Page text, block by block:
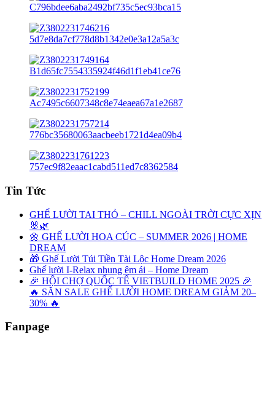
Tin Tức
GHẾ LƯỜI TAI THỎ – CHILL NGOÀI TRỜI CỰC XỊN
🐰🌿
🌼 GHẾ LƯỜI HOA CÚC – SUMMER 2026 | HOME
DREAM
🎁 Ghế Lười Túi Tiền Tài Lộc Home Dream 2026
Ghế lười I-Relax nhung êm ái – Home Dream
🎉 HỘI CHỢ QUỐC TẾ VIETBUILD HOME 2025 🎉
🔥 SĂN SALE GHẾ LƯỜI HOME DREAM GIẢM 20–
30% 🔥
Fanpage